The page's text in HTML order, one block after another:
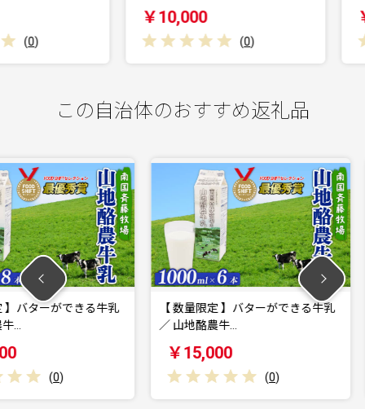
￥10,000
(0)
￥
この自治体のおすすめ返礼品
きる牛乳
【 数量限定 】バターができる牛乳
／ 山地酪農牛…
(0 )
ウッドデ